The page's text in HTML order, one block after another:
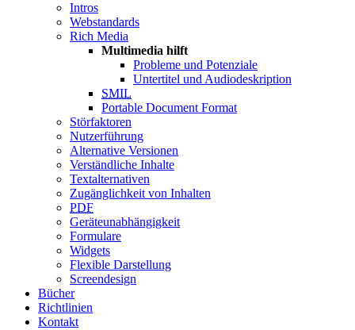
Intros
Webstandards
Rich Media
Multimedia hilft
Probleme und Potenziale
Untertitel und Audiodeskription
SMIL
Portable Document Format
Störfaktoren
Nutzerführung
Alternative Versionen
Verständliche Inhalte
Textalternativen
Zugänglichkeit von Inhalten
PDF
Geräteunabhängigkeit
Formulare
Widgets
Flexible Darstellung
Screendesign
Bücher
Richtlinien
Kontakt